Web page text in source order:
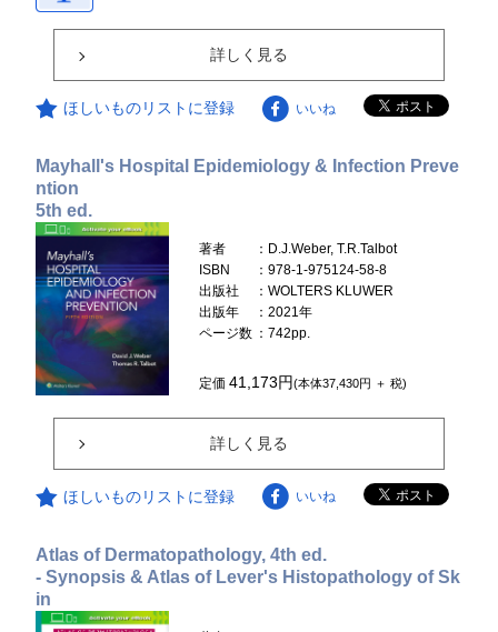
詳しく見る
ほしいものリストに登録 いいね
Mayhall's Hospital Epidemiology & Infection Preve
ntion
5th ed.
著者
：D.J.Weber, T.R.Talbot
ISBN
：978-1-975124-58-8
出版社
：WOLTERS KLUWER
出版年
：2021年
ページ数 ：742pp.
定価41,173円(本体37,430円 ＋ 税)
詳しく見る
ほしいものリストに登録 いいね
Atlas of Dermatopathology, 4th ed.
- Synopsis & Atlas of Lever's Histopathology of Sk
in